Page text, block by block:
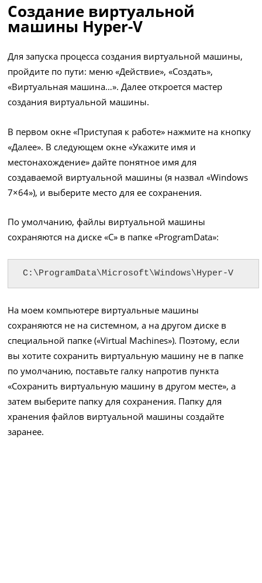
Создание виртуальной
машины Hyper-V
Для запуска процесса создания виртуальной машины,
пройдите по пути: меню «Действие», «Создать»,
«Виртуальная машина…». Далее откроется мастер
создания виртуальной машины.
В первом окне «Приступая к работе» нажмите на кнопку
«Далее». В следующем окне «Укажите имя и
местонахождение» дайте понятное имя для
создаваемой виртуальной машины (я назвал «Windows
7×64»), и выберите место для ее сохранения.
По умолчанию, файлы виртуальной машины
сохраняются на диске «С» в папке «ProgramData»:
C:\ProgramData\Microsoft\Windows\Hyper-V
На моем компьютере виртуальные машины
сохраняются не на системном, а на другом диске в
специальной папке («Virtual Machines»). Поэтому, если
вы хотите сохранить виртуальную машину не в папке
по умолчанию, поставьте галку напротив пункта
«Сохранить виртуальную машину в другом месте», а
затем выберите папку для сохранения. Папку для
хранения файлов виртуальной машины создайте
заранее.